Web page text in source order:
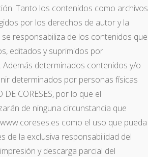
Tanto los contenidos como archivos
por los derechos de autor y la
responsabiliza de los contenidos que
editados y suprimidos por
Además determinados contenidos y/o
determinados por personas físicas
CORESES, por lo que el
de ninguna circunstancia que
como el uso que pueda
de la exclusiva responsabilidad del
y descarga parcial del